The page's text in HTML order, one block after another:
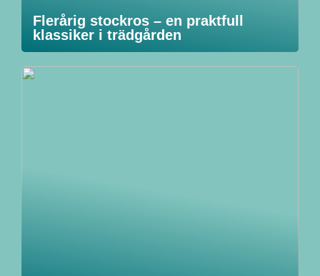
Flerårig stockros – en praktfull
klassiker i trädgården